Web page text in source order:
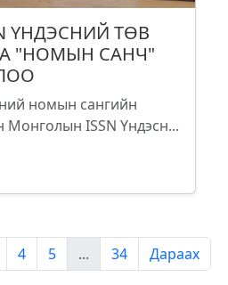
ҮНДЭСНИЙ ТӨВ
"НОМЫН САНЧ"
номын сангийн
Монголын ISSN Үндэсн...
4 5 ... 34 Дараах